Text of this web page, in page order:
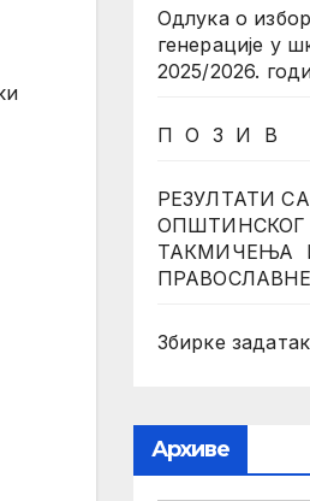
Одлука о
генерације у
2025/2026.
П О З И В
РЕЗУЛТАТИ СА
ОПШТИНСКОГ
ТАКМИЧЕЊА
Збирке
Архиве